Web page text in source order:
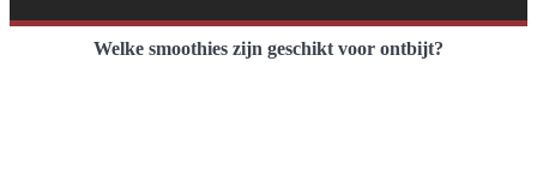
Welke smoothies zijn geschikt voor ontbijt?